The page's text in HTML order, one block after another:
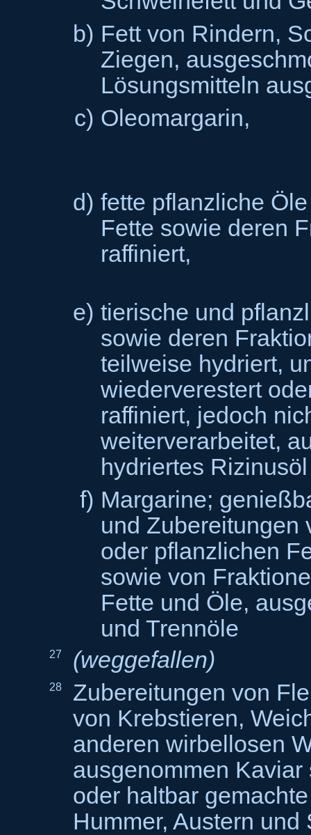
b) Fett von Rindern,
Ziegen,
Lösungsmitteln
c) Oleomargarin,
d) fette pflanzliche
Fette sowie deren
raffiniert,
e) tierische und
sowie deren
teilweise hydriert,
wiederverestert
raffiniert, jedoch
weiterverarbeitet,
hydriertes
f) Margarine;
und Zubereitungen
oder pflanzlichen
sowie von
Fette und Öle,
und Trennöle
27 (weggefallen)
28
Zubereitungen von
von Krebstieren,
anderen wirbellosen
ausgenommen
oder haltbar
Hummer, Austern und